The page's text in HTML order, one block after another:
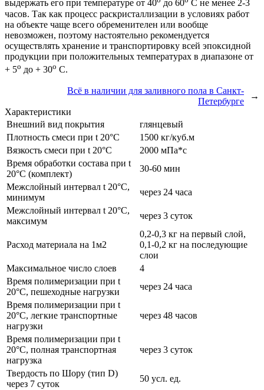
выдержать его при температуре от 40
до 60
С не менее 2-3
часов. Так как процесс раскристаллизации в условиях работ
на объекте чаще всего обременителен или вообще
невозможен, поэтому настоятельно рекомендуется
осуществлять хранение и транспортировку всей эпоксидной
продукции при положительных температурах в диапазоне от
+ 5о до + 30о С.
Всё в наличии для заливного пола в Санкт-
Петербурге
→
Характеристики
Внешний вид покрытия
глянцевый
Плотность смеси при t 20°C
1500 кг/куб.м
Вязкость смеси при t 20°С
2000 мПа*с
Время обработки состава при t
20°C (комплект)
30-60 мин
Межслойный интервал t 20°С,
минимум
через 24 часа
Межслойный интервал t 20°С,
максимум
через 3 суток
Расход материала на 1м2
0,2-0,3 кг на первый слой,
0,1-0,2 кг на последующие
слои
Максимальное число слоев
4
Время полимеризации при t
20°C, пешеходные нагрузки
через 24 часа
Время полимеризации при t
20°C, легкие транспортные
нагрузки
через 48 часов
Время полимеризации при t
20°C, полная транспортная
нагрузка
через 3 суток
Твердость по Шору (тип D)
через 7 суток
50 усл. ед.